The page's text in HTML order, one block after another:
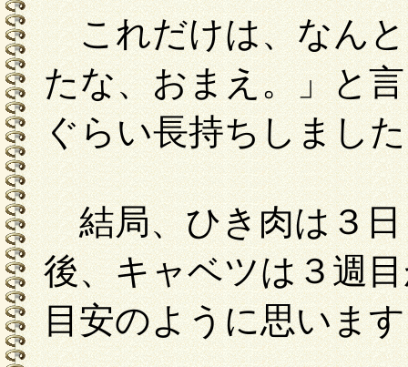
これだけは、なんと
たな、おまえ。」と
ぐらい長持ちしまし
結局、ひき肉は３日
後、キャベツは３週
目安のように思いま